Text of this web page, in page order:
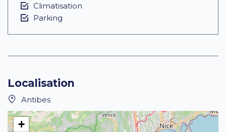
Climatisation
Parking
Localisation
Antibes
+